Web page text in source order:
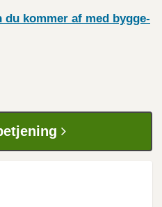
kommer af med bygge-